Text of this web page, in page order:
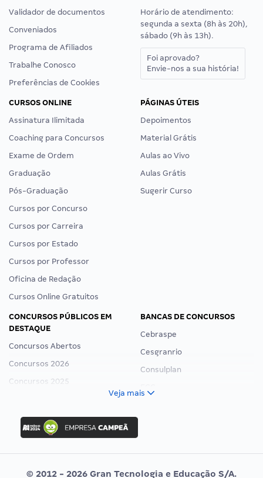
Validador de documentos
Conveniados
Programa de Afiliados
Trabalhe Conosco
Preferências de Cookies
Horário de atendimento:
segunda a sexta (8h às 20h),
sábado (9h às 13h).
Foi aprovado?
Envie-nos a sua história!
CURSOS ONLINE
Assinatura Ilimitada
Coaching para Concursos
Exame de Ordem
Graduação
Pós-Graduação
Cursos por Concurso
Cursos por Carreira
Cursos por Estado
Cursos por Professor
Oficina de Redação
Cursos Online Gratuitos
PÁGINAS ÚTEIS
Depoimentos
Material Grátis
Aulas ao Vivo
Aulas Grátis
Sugerir Curso
CONCURSOS PÚBLICOS EM
DESTAQUE
Concursos Abertos
Concursos 2026
Concursos 2025
Concurso Ibama
Concurso MPU
Editais publicados
BANCAS DE CONCURSOS
Cebraspe
Cesgranrio
Consulplan
Vunesp
Veja mais
© 2012 - 2026 Gran Tecnologia e Educação S/A.